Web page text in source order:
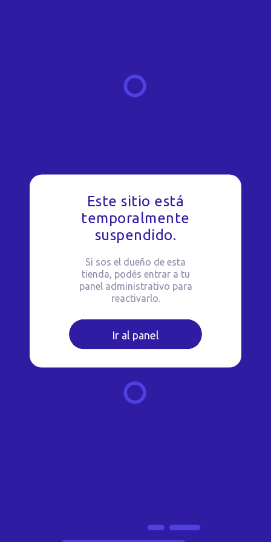
Este sitio está
temporalmente
suspendido.
Si sos el dueño de esta
tienda, podés entrar a tu
panel administrativo para
reactivarlo.
Ir al panel